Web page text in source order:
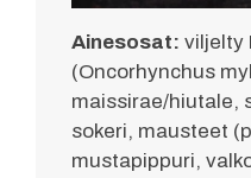
Ainesosat: viljelty
(Oncorhynchus
maissirae/hiutale,
sokeri, mausteet
mustapippuri,